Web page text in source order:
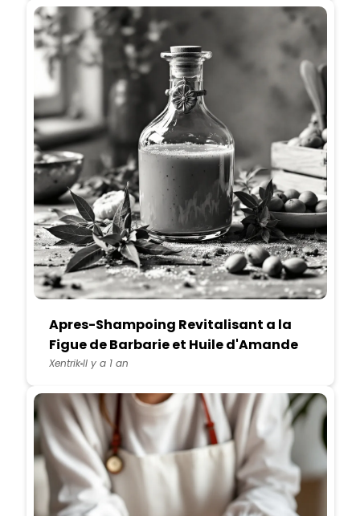
Apres-Shampoing Revitalisant a la
Figue de Barbarie et Huile d'Amande
Douce
XentrikIl y a 1 an